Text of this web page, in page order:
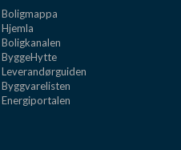
Boligmappa
Hjemla
Boligkanalen
ByggeHytte
Leverandørguiden
Byggvarelisten
Energiportalen